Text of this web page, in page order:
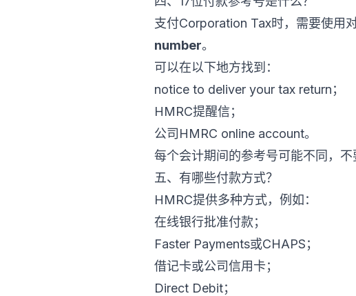
支付Corporation Tax时，需要使用
number。
可以在以下地方找到：
notice to deliver your tax return；
HMRC提醒信；
公司HMRC online account。
每个会计期间的参考号可能不同，不
五、有哪些付款方式？
HMRC提供多种方式，例如：
在线银行批准付款；
Faster Payments或CHAPS；
借记卡或公司信用卡；
Direct Debit；